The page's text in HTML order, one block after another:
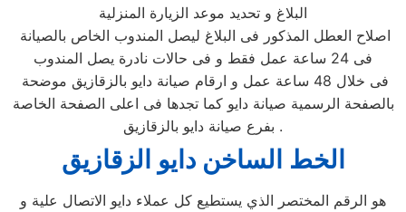
البلاغ و تحديد موعد الزيارة المنزلية
فى 24 ساعة عمل فقط و فى حالات نادرة يصل المندوب
بالصفحة الرسمية صيانة دايو كما تجدها فى اعلى الصفحة الخاصة
بفرع صيانة دايو بالزقازيق .
الخط الساخن دايو الزقازيق
هو الرقم المختصر الذي يستطيع كل عملاء دايو الاتصال علية و